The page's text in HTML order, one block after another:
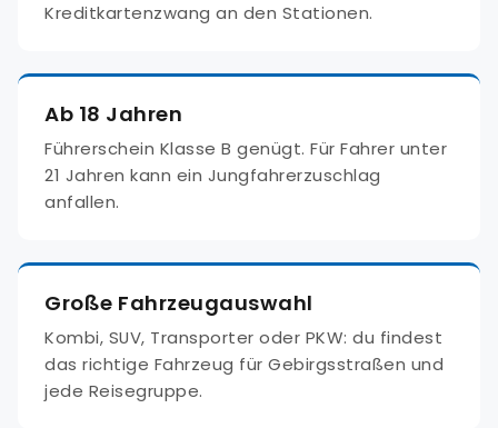
Kreditkartenzwang an den Stationen.
Ab 18 Jahren
Führerschein Klasse B genügt. Für Fahrer unter
21 Jahren kann ein Jungfahrerzuschlag
anfallen.
Große Fahrzeugauswahl
Kombi, SUV, Transporter oder PKW: du findest
das richtige Fahrzeug für Gebirgsstraßen und
jede Reisegruppe.